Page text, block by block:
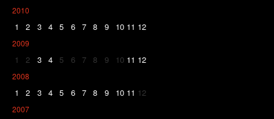
2010
1 2 3 4 5 6 7 8 9 10 11 12
2009
1 2 3 4 5 6 7 8 9 10 11 12
2008
1 2 3 4 5 6 7 8 9 10 11 12
2007